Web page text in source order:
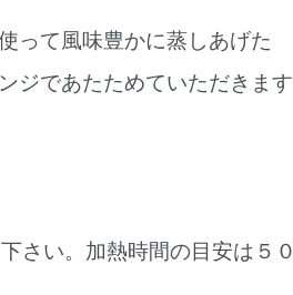
って風味豊かに蒸しあげた
ジであたためていただきます
さい。加熱時間の目安は５０